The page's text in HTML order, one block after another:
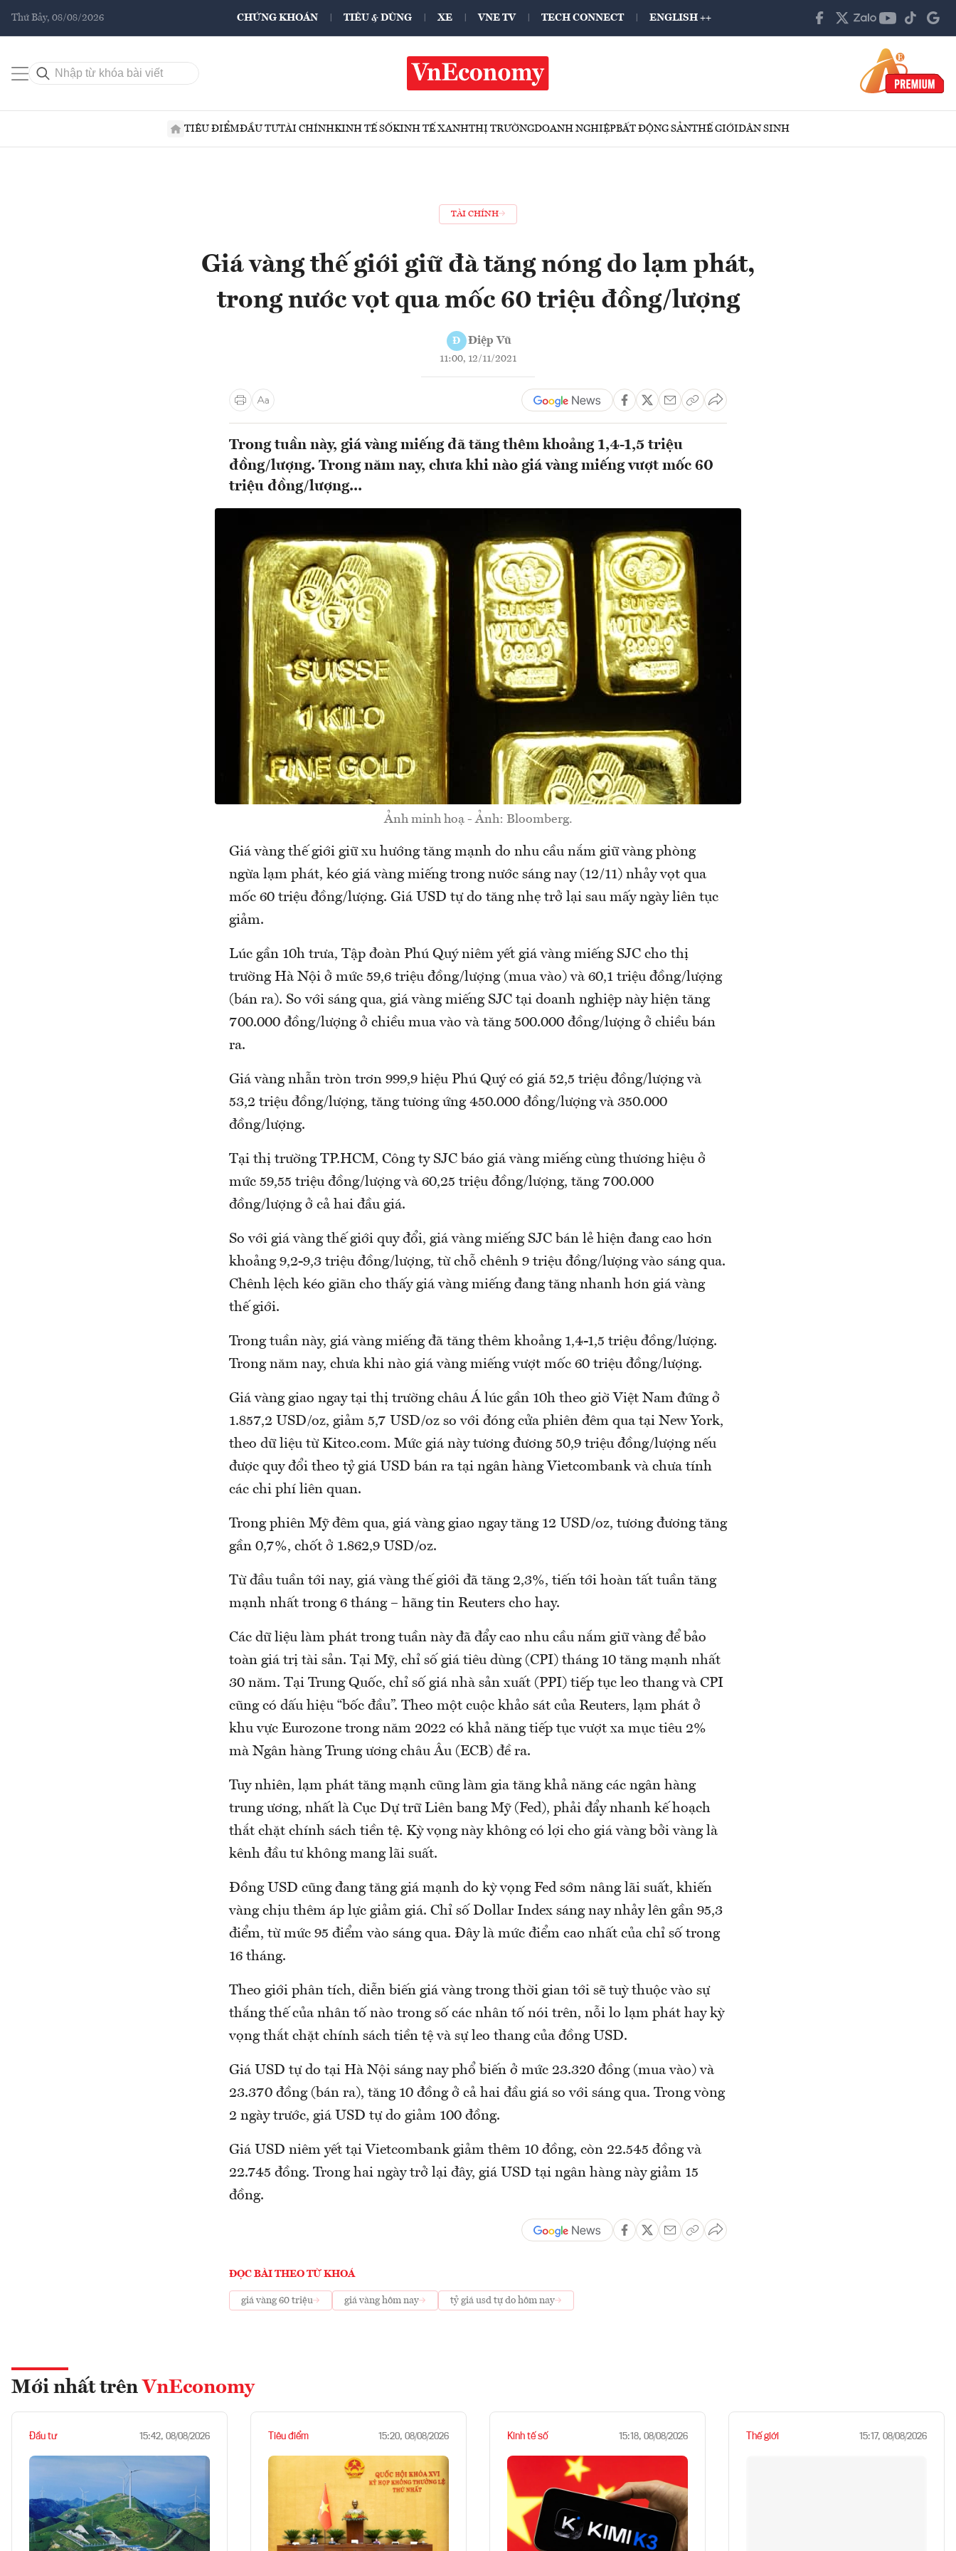
Thứ Bảy, 08/08/2026 CHỨNG KHOÁN TIÊU & DÙNG XE VNE TV TECH CONNECT ENGLISH ++
TIÊU ĐIỂMĐẦU TƯTÀI CHÍNHKINH TẾ SỐKINH TẾ XANHTHỊ TRƯỜNGDOANH NGHIỆPBẤT ĐỘNG SẢNTHẾ GIỚIDÂN SINH
TÀI CHÍNH
Giá vàng thế giới giữ đà tăng nóng do lạm phát,
trong nước vọt qua mốc 60 triệu đồng/lượng
Đ Điệp Vũ
11:00, 12/11/2021
Trong tuần này, giá vàng miếng đã tăng thêm khoảng 1,4-1,5 triệu
đồng/lượng. Trong năm nay, chưa khi nào giá vàng miếng vượt mốc 60
triệu đồng/lượng...
Ảnh minh hoạ - Ảnh: Bloomberg.
Giá vàng thế giới giữ xu hướng tăng mạnh do nhu cầu nắm giữ vàng phòng
ngừa lạm phát, kéo giá vàng miếng trong nước sáng nay (12/11) nhảy vọt qua
mốc 60 triệu đồng/lượng. Giá USD tự do tăng nhẹ trở lại sau mấy ngày liên tục
giảm.
Lúc gần 10h trưa, Tập đoàn Phú Quý niêm yết giá vàng miếng SJC cho thị
trường Hà Nội ở mức 59,6 triệu đồng/lượng (mua vào) và 60,1 triệu đồng/lượng
(bán ra). So với sáng qua, giá vàng miếng SJC tại doanh nghiệp này hiện tăng
700.000 đồng/lượng ở chiều mua vào và tăng 500.000 đồng/lượng ở chiều bán
ra.
Giá vàng nhẫn tròn trơn 999,9 hiệu Phú Quý có giá 52,5 triệu đồng/lượng và
53,2 triệu đồng/lượng, tăng tương ứng 450.000 đồng/lượng và 350.000
đồng/lượng.
Tại thị trường TP.HCM, Công ty SJC báo giá vàng miếng cùng thương hiệu ở
mức 59,55 triệu đồng/lượng và 60,25 triệu đồng/lượng, tăng 700.000
đồng/lượng ở cả hai đầu giá.
So với giá vàng thế giới quy đổi, giá vàng miếng SJC bán lẻ hiện đang cao hơn
khoảng 9,2-9,3 triệu đồng/lượng, từ chỗ chênh 9 triệu đồng/lượng vào sáng qua.
Chênh lệch kéo giãn cho thấy giá vàng miếng đang tăng nhanh hơn giá vàng
thế giới.
Trong tuần này, giá vàng miếng đã tăng thêm khoảng 1,4-1,5 triệu đồng/lượng.
Trong năm nay, chưa khi nào giá vàng miếng vượt mốc 60 triệu đồng/lượng.
Giá vàng giao ngay tại thị trường châu Á lúc gần 10h theo giờ Việt Nam đứng ở
1.857,2 USD/oz, giảm 5,7 USD/oz so với đóng cửa phiên đêm qua tại New York,
theo dữ liệu từ Kitco.com. Mức giá này tương đương 50,9 triệu đồng/lượng nếu
được quy đổi theo tỷ giá USD bán ra tại ngân hàng Vietcombank và chưa tính
các chi phí liên quan.
Trong phiên Mỹ đêm qua, giá vàng giao ngay tăng 12 USD/oz, tương đương tăng
gần 0,7%, chốt ở 1.862,9 USD/oz.
Từ đầu tuần tới nay, giá vàng thế giới đã tăng 2,3%, tiến tới hoàn tất tuần tăng
mạnh nhất trong 6 tháng – hãng tin Reuters cho hay.
Các dữ liệu làm phát trong tuần này đã đẩy cao nhu cầu nắm giữ vàng để bảo
toàn giá trị tài sản. Tại Mỹ, chỉ số giá tiêu dùng (CPI) tháng 10 tăng mạnh nhất
30 năm. Tại Trung Quốc, chỉ số giá nhà sản xuất (PPI) tiếp tục leo thang và CPI
cũng có dấu hiệu “bốc đầu”. Theo một cuộc khảo sát của Reuters, lạm phát ở
khu vực Eurozone trong năm 2022 có khả năng tiếp tục vượt xa mục tiêu 2%
mà Ngân hàng Trung ương châu Âu (ECB) đề ra.
Tuy nhiên, lạm phát tăng mạnh cũng làm gia tăng khả năng các ngân hàng
trung ương, nhất là Cục Dự trữ Liên bang Mỹ (Fed), phải đẩy nhanh kế hoạch
thắt chặt chính sách tiền tệ. Kỳ vọng này không có lợi cho giá vàng bởi vàng là
kênh đầu tư không mang lãi suất.
Đồng USD cũng đang tăng giá mạnh do kỳ vọng Fed sớm nâng lãi suất, khiến
vàng chịu thêm áp lực giảm giá. Chỉ số Dollar Index sáng nay nhảy lên gần 95,3
điểm, từ mức 95 điểm vào sáng qua. Đây là mức điểm cao nhất của chỉ số trong
16 tháng.
Theo giới phân tích, diễn biến giá vàng trong thời gian tới sẽ tuỳ thuộc vào sự
thắng thế của nhân tố nào trong số các nhân tố nói trên, nỗi lo lạm phát hay kỳ
vọng thắt chặt chính sách tiền tệ và sự leo thang của đồng USD.
Giá USD tự do tại Hà Nội sáng nay phổ biến ở mức 23.320 đồng (mua vào) và
23.370 đồng (bán ra), tăng 10 đồng ở cả hai đầu giá so với sáng qua. Trong vòng
2 ngày trước, giá USD tự do giảm 100 đồng.
Giá USD niêm yết tại Vietcombank giảm thêm 10 đồng, còn 22.545 đồng và
22.745 đồng. Trong hai ngày trở lại đây, giá USD tại ngân hàng này giảm 15
đồng.
ĐỌC BÀI THEO TỪ KHOÁ
giá vàng 60 triệu giá vàng hôm nay tỷ giá usd tự do hôm nay
Mới nhất trên VnEconomy
Đầu tư 15:42, 08/08/2026 Tiêu điểm 15:20, 08/08/2026 Kinh tế số 15:18, 08/08/2026 Thế giới 15:17, 08/08/2026